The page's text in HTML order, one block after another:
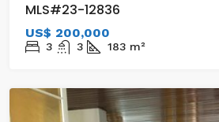
MLS#23-12836
US$ 200,000
3 3 183 m²